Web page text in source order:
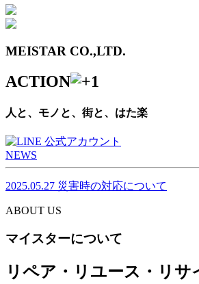
MEISTAR CO.,LTD.
ACTION
人と、モノと、街と、はた楽
NEWS
2025.05.27 災害時の対応について
ABOUT US
マイスターについて
リペア・リユース・リサ